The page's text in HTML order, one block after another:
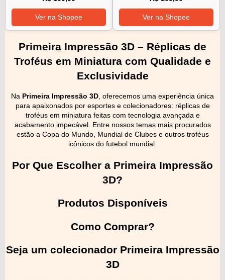
Ver na Shopee Ver na Shopee
Primeira Impressão 3D – Réplicas de
Troféus em Miniatura com Qualidade e
Exclusividade
Na Primeira Impressão 3D, oferecemos uma experiência única
para apaixonados por esportes e colecionadores: réplicas de
troféus em miniatura feitas com tecnologia avançada e
acabamento impecável. Entre nossos temas mais procurados
estão a Copa do Mundo, Mundial de Clubes e outros troféus
icônicos do futebol mundial.
Por Que Escolher a Primeira Impressão
3D?
Produtos Disponíveis
Como Comprar?
Seja um colecionador Primeira Impressão
3D